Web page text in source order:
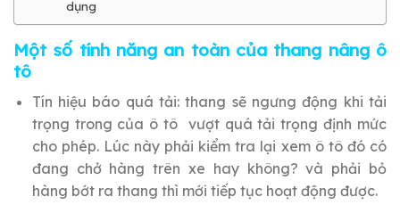
dụng
Một số tính năng an toàn của thang nâng ô
tô
Tín hiệu báo quá tải: thang sẽ ngưng động khi tải
trọng trong của ô tô vượt quá tải trọng định mức
cho phép. Lúc này phải kiểm tra lại xem ô tô đó có
đang chở hàng trên xe hay không? và phải bỏ
hàng bớt ra thang thì mới tiếp tục hoạt động được.